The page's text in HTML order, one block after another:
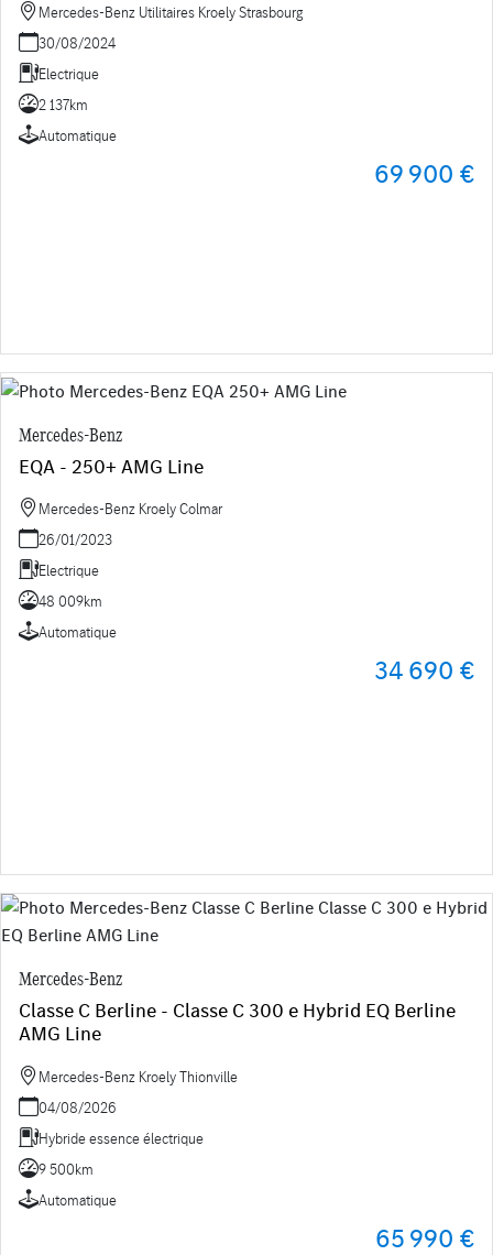
Mercedes-Benz Utilitaires Kroely Strasbourg
30/08/2024
Electrique
2 137km
Automatique
69 900 €
Mercedes-Benz
EQA - 250+ AMG Line
Mercedes-Benz Kroely Colmar
26/01/2023
Electrique
48 009km
Automatique
34 690 €
Mercedes-Benz
Classe C Berline - Classe C 300 e Hybrid EQ Berline
AMG Line
Mercedes-Benz Kroely Thionville
04/08/2026
Hybride essence électrique
9 500km
Automatique
65 990 €